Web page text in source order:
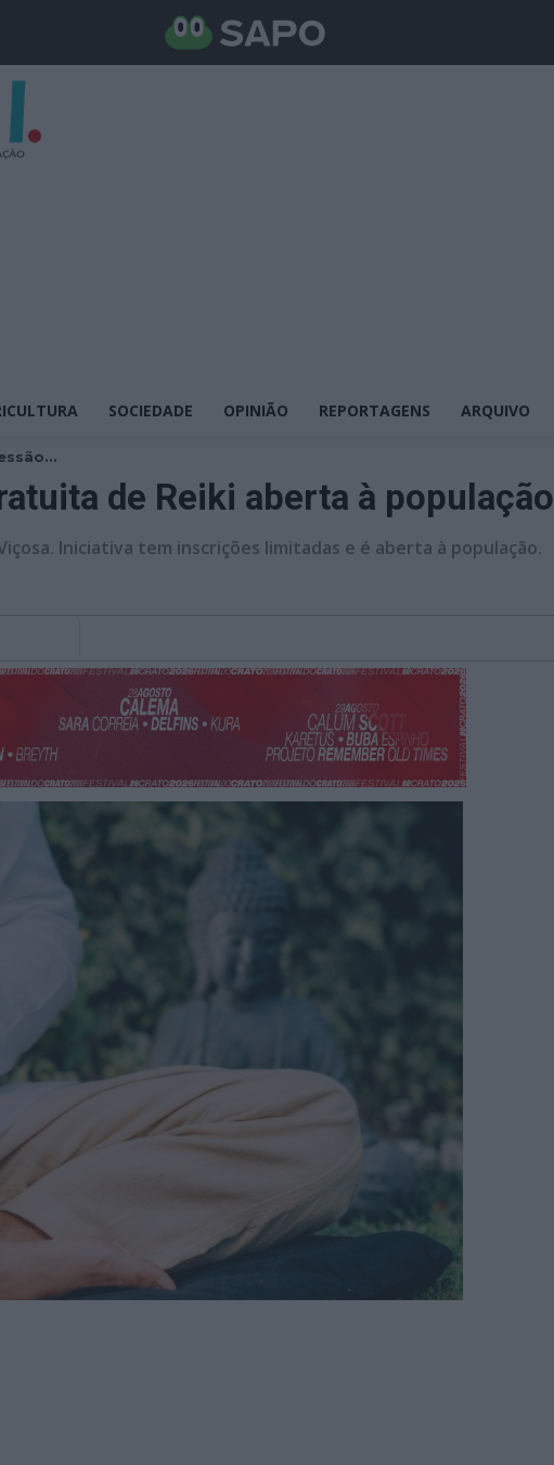
SOCIEDADE OPINIÃO REPORTAGENS ARQUIVO
de Reiki aberta à população
Iniciativa tem inscrições limitadas e é aberta à população.